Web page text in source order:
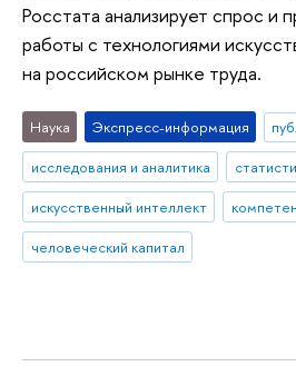
Росстата анализирует спрос и
работы с технологиями
на российском рынке труда.
Наука Экспресс-информация
исследования и аналитика
искусственный интеллект
человеческий капитал